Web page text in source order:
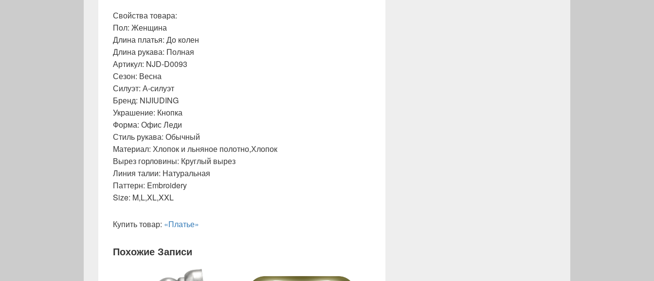
Свойства товара:
Пол: Женщина
Длина платья: До колен
Длина рукава: Полная
Артикул: NJD-D0093
Сезон: Весна
Силуэт: А-силуэт
Бренд: NIJIUDING
Украшение: Кнопка
Форма: Офис Леди
Стиль рукава: Обычный
Материал: Хлопок и льняное полотно,Хлопок
Вырез горловины: Круглый вырез
Линия талии: Натуральная
Паттерн: Embroidery
Size: M,L,XL,XXL
Купить товар: «Платье»
Похожие Записи